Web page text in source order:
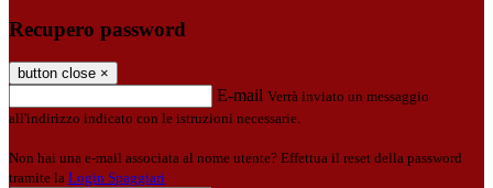
Recupero password
button close ×
E-mail Verrà inviato un messaggio
all'indirizzo indicato con le istruzioni necessarie.
Non hai una e-mail associata al nome utente? Effettua il reset della password
tramite la Login Spaggiari